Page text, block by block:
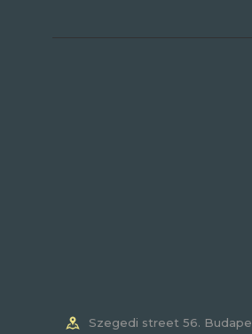
Szegedi street 56.